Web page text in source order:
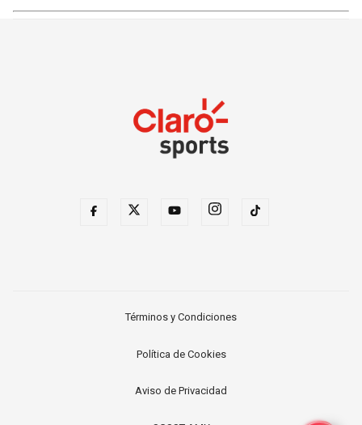
Términos y Condiciones
Política de Cookies
Aviso de Privacidad